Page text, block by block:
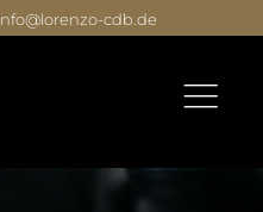
|
|
|
cdb.de